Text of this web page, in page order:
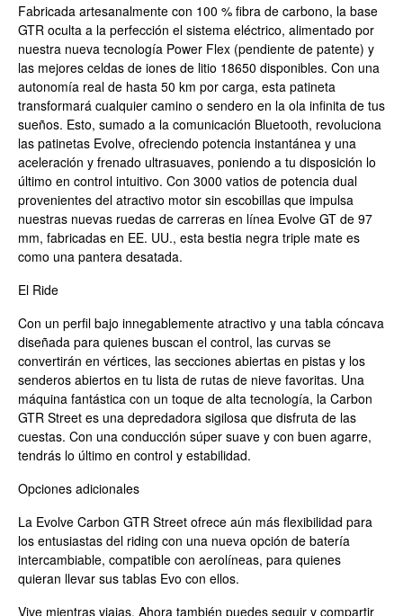
Fabricada artesanalmente con 100 % fibra de carbono, la base
GTR oculta a la perfección el sistema eléctrico, alimentado por
nuestra nueva tecnología Power Flex (pendiente de patente) y
las mejores celdas de iones de litio 18650 disponibles. Con una
autonomía real de hasta 50 km por carga, esta patineta
transformará cualquier camino o sendero en la ola infinita de tus
sueños. Esto, sumado a la comunicación Bluetooth, revoluciona
las patinetas Evolve, ofreciendo potencia instantánea y una
aceleración y frenado ultrasuaves, poniendo a tu disposición lo
último en control intuitivo. Con 3000 vatios de potencia dual
provenientes del atractivo motor sin escobillas que impulsa
nuestras nuevas ruedas de carreras en línea Evolve GT de 97
mm, fabricadas en EE. UU., esta bestia negra triple mate es
como una pantera desatada.
El Ride
Con un perfil bajo innegablemente atractivo y una tabla cóncava
diseñada para quienes buscan el control, las curvas se
convertirán en vértices, las secciones abiertas en pistas y los
senderos abiertos en tu lista de rutas de nieve favoritas. Una
máquina fantástica con un toque de alta tecnología, la Carbon
GTR Street es una depredadora sigilosa que disfruta de las
cuestas. Con una conducción súper suave y con buen agarre,
tendrás lo último en control y estabilidad.
Opciones adicionales
La Evolve Carbon GTR Street ofrece aún más flexibilidad para
los entusiastas del riding con una nueva opción de batería
intercambiable, compatible con aerolíneas, para quienes
quieran llevar sus tablas Evo con ellos.
Vive mientras viajas. Ahora también puedes seguir y compartir